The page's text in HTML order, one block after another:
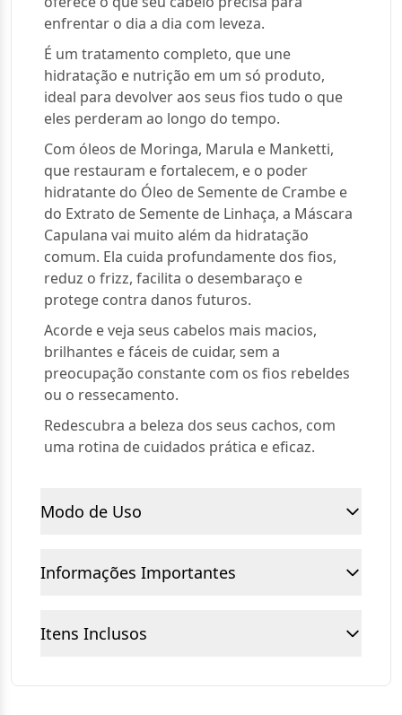
enfrentar o dia a dia com leveza.
É um tratamento completo, que une
hidratação e nutrição em um só produto,
ideal para devolver aos seus fios tudo o que
eles perderam ao longo do tempo.
Com óleos de Moringa, Marula e Manketti,
que restauram e fortalecem, e o poder
hidratante do Óleo de Semente de Crambe e
do Extrato de Semente de Linhaça, a Máscara
Capulana vai muito além da hidratação
comum. Ela cuida profundamente dos fios,
reduz o frizz, facilita o desembaraço e
protege contra danos futuros.
Acorde e veja seus cabelos mais macios,
brilhantes e fáceis de cuidar, sem a
preocupação constante com os fios rebeldes
ou o ressecamento.
Redescubra a beleza dos seus cachos, com
uma rotina de cuidados prática e eficaz.
Modo de Uso
Informações Importantes
Itens Inclusos